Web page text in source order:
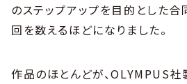
のステップアップを目的とした
回を数えるほどになりました。
作品のほとんどが、OLYMPUS社